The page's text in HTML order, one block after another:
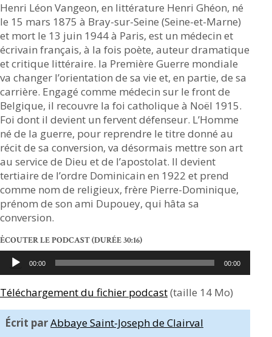
Henri Léon Vangeon, en littérature Henri Ghéon, né
le 15 mars 1875 à Bray-sur-Seine (Seine-et-Marne)
et mort le 13 juin 1944 à Paris, est un médecin et
écrivain français, à la fois poète, auteur dramatique
et critique littéraire. la Première Guerre mondiale
va changer l’orientation de sa vie et, en partie, de sa
carrière. Engagé comme médecin sur le front de
Belgique, il recouvre la foi catholique à Noël 1915.
Foi dont il devient un fervent défenseur. L’Homme
né de la guerre, pour reprendre le titre donné au
récit de sa conversion, va désormais mettre son art
au service de Dieu et de l’apostolat. Il devient
tertiaire de l’ordre Dominicain en 1922 et prend
comme nom de religieux, frère Pierre-Dominique,
prénom de son ami Dupouey, qui hâta sa
conversion.
ĖCOUTER LE PODCAST(DURÉE 30:16)
Lecteur
audio
00:00 00:00
Téléchargement du fichier podcast(taille 14 Mo)
Écrit parAbbaye Saint-Joseph de Clairval